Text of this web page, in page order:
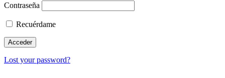
Contraseña
Recuérdame
Lost your password?